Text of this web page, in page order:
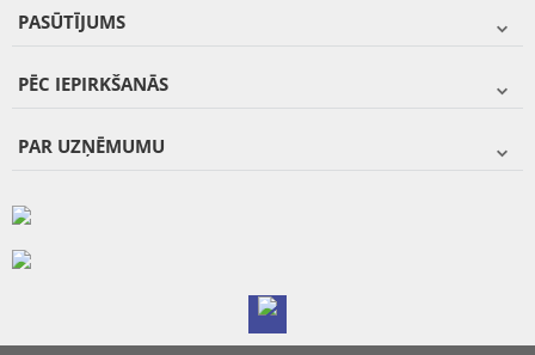
PASŪTĪJUMS
PĒC IEPIRKŠANĀS
PAR UZŅĒMUMU